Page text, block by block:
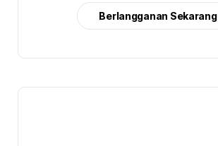
Berlangganan Sekarang